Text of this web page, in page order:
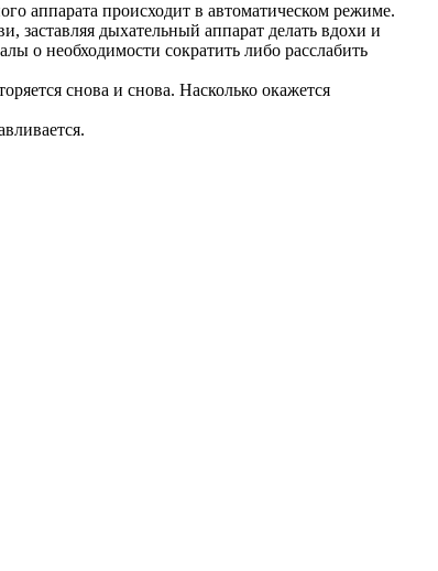
аппарата происходит в автоматическом режиме.
дыхательный аппарат делать вдохи и
о необходимости сократить либо расслабить
снова и снова. Насколько окажется